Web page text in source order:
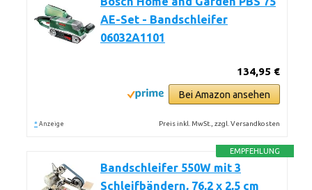
AE-Set - Bandschleifer
06032A1101
134,95 €
Bei Amazon ansehen
* Anzeige Preis inkl. MwSt., zzgl. Versandkosten
EMPFEHLUNG
Bandschleifer 550W mit 3
Schleifbändern, 76,2 x 2,5 cm